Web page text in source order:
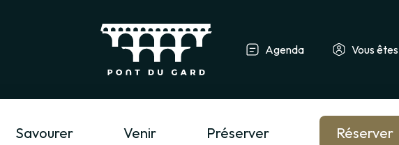
Agenda Vous êtes
Professionnel du tourisme & Groupe
Savourer Venir Préserver Réserver